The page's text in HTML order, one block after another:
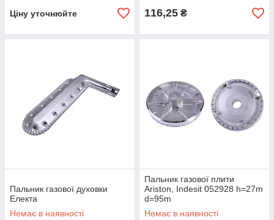
Ціну уточнюйте 116,25 ₴
Пальник газової духовки
Електа
Немає в наявності
Пальник газової плити
Ariston, Indesit 052928 h=27m
d=95m
Немає в наявності